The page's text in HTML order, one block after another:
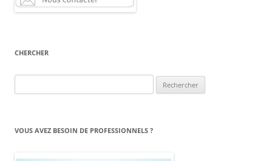
CHERCHER
VOUS AVEZ BESOIN DE PROFESSIONNELS ?